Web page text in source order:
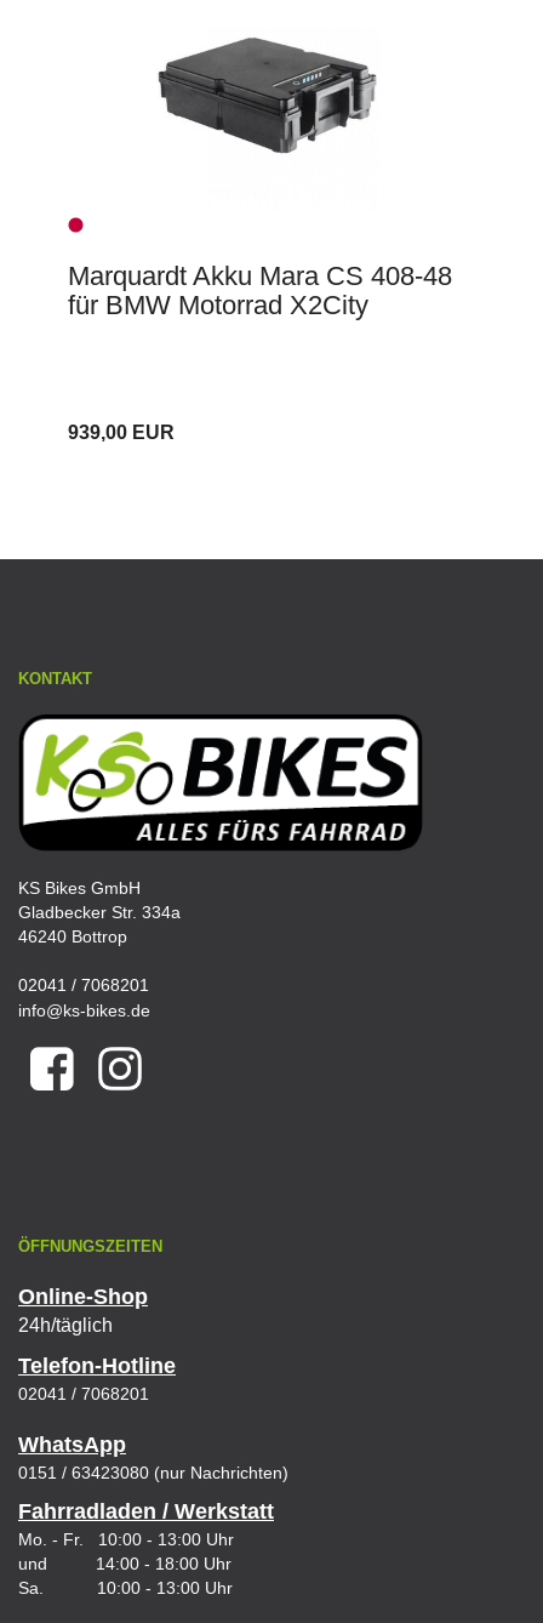
Marquardt Akku Mara CS 408-48
für BMW Motorrad X2City
939,00 EUR
KONTAKT
KS Bikes GmbH
Gladbecker Str. 334a
46240 Bottrop
02041 / 7068201
info@ks-bikes.de
ÖFFNUNGSZEITEN
Online-Shop
24h/täglich
Telefon-Hotline
02041 / 7068201
WhatsApp
0151 / 63423080 (nur Nachrichten)
Fahrradladen / Werkstatt
Mo. - Fr. 10:00 - 13:00 Uhr
und 14:00 - 18:00 Uhr
Sa. 10:00 - 13:00 Uhr